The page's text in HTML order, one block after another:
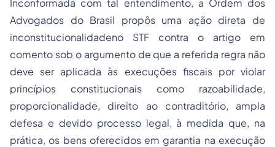
Inconformada com tal entendimento, a Ordem dos
Advogados do Brasil propôs uma ação direta de
inconstitucionalidadeno STF contra o artigo em
comento sob o argumento de que a referida regra não
deve ser aplicada às execuções fiscais por violar
princípios constitucionais como razoabilidade,
proporcionalidade, direito ao contraditório, ampla
defesa e devido processo legal, à medida que, na
prática, os bens oferecidos em garantia na execução